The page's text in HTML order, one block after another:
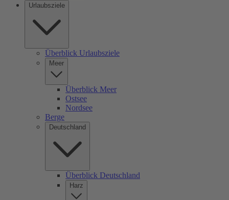
Urlaubsziele
Überblick Urlaubsziele
Meer
Überblick Meer
Ostsee
Nordsee
Berge
Deutschland
Überblick Deutschland
Harz